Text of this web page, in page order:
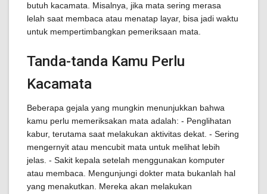
butuh kacamata. Misalnya, jika mata sering merasa
lelah saat membaca atau menatap layar, bisa jadi waktu
untuk mempertimbangkan pemeriksaan mata.
Tanda-tanda Kamu Perlu
Kacamata
Beberapa gejala yang mungkin menunjukkan bahwa
kamu perlu memeriksakan mata adalah: - Penglihatan
kabur, terutama saat melakukan aktivitas dekat. - Sering
mengernyit atau mencubit mata untuk melihat lebih
jelas. - Sakit kepala setelah menggunakan komputer
atau membaca. Mengunjungi dokter mata bukanlah hal
yang menakutkan. Mereka akan melakukan